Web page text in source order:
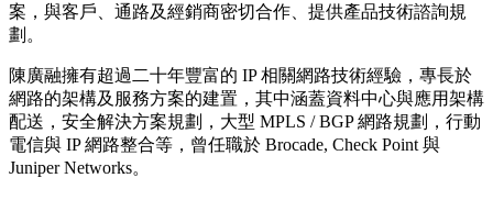
案，與客戶、通路及經銷商密切合作、提供產品技術諮詢規
劃。
陳廣融擁有超過二十年豐富的 IP 相關網路技術經驗，專長於
網路的架構及服務方案的建置，其中涵蓋資料中心與應用架構
配送，安全解決方案規劃，大型 MPLS / BGP 網路規劃，行動
電信與 IP 網路整合等，曾任職於 Brocade, Check Point 與
Juniper Networks。